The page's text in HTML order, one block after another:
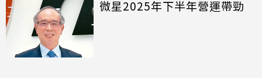
微星2025年下半年營運帶勁